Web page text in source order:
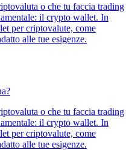
o che tu faccia trading
il crypto wallet. In
per criptovalute, come
alle tue esigenze.
o che tu faccia trading
il crypto wallet. In
per criptovalute, come
alle tue esigenze.